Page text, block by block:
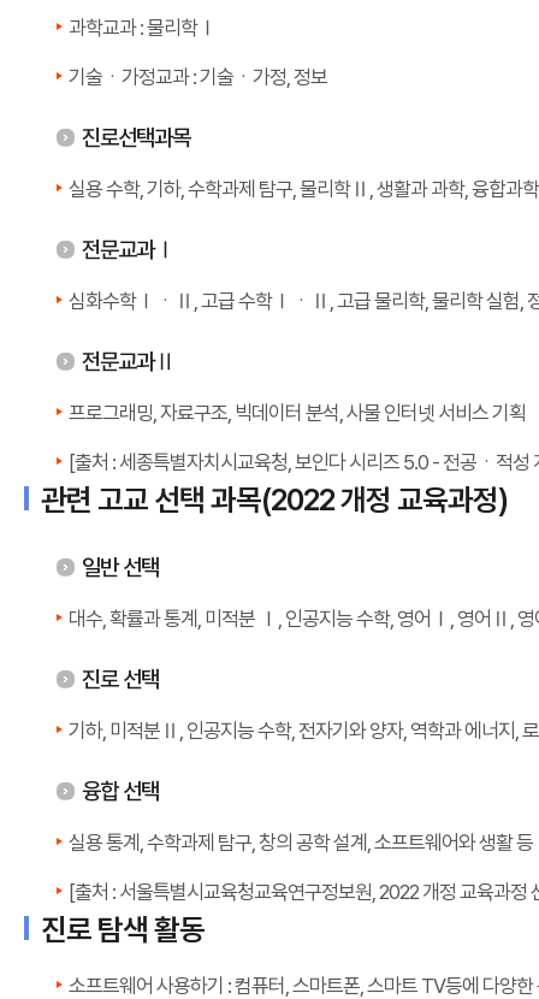
과학교과 : 물리학Ⅰ
기술ㆍ가정교과 : 기술ㆍ가정, 정보
진로선택과목
실용 수학, 기하, 수학과제 탐구, 물리학Ⅱ, 생활과 과학, 융합과
전문교과Ⅰ
심화수학ⅠㆍⅡ, 고급 수학ⅠㆍⅡ, 고급 물리학, 물리학 실험, 정
전문교과Ⅱ
프로그래밍, 자료구조, 빅데이터 분석, 사물 인터넷 서비스 기획
[출처 : 세종특별자치시교육청, 보인다 시리즈 5.0 - 전공ㆍ적성
관련 고교 선택 과목(2022 개정 교육과정)
일반 선택
대수, 확률과 통계, 미적분 Ⅰ, 인공지능 수학, 영어Ⅰ, 영어Ⅱ, 영
진로 선택
기하, 미적분Ⅱ, 인공지능 수학, 전자기와 양자, 역학과 에너지,
융합 선택
실용 통계, 수학과제 탐구, 창의 공학 설계, 소프트웨어와 생활 등
[출처 : 서울특별시교육청교육연구정보원, 2022 개정 교육과정
진로 탐색 활동
소프트웨어 사용하기 : 컴퓨터, 스마트폰, 스마트 TV등에 다양